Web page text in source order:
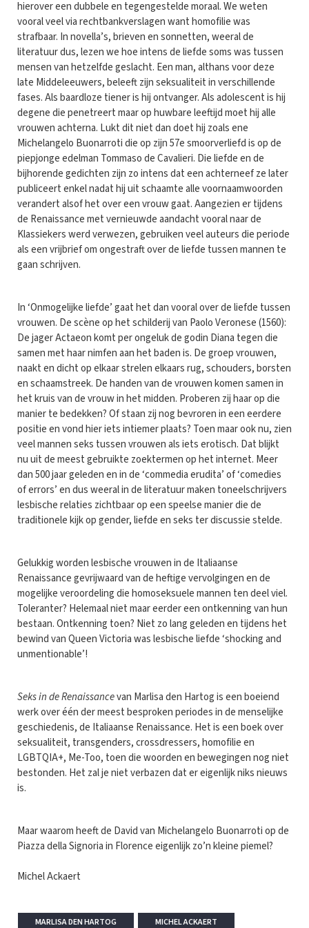
hierover een dubbele en tegengestelde moraal. We weten
vooral veel via rechtbankverslagen want homofilie was
strafbaar. In novella’s, brieven en sonnetten, weeral de
literatuur dus, lezen we hoe intens de liefde soms was tussen
mensen van hetzelfde geslacht. Een man, althans voor deze
late Middeleeuwers, beleeft zijn seksualiteit in verschillende
fases. Als baardloze tiener is hij ontvanger. Als adolescent is hij
degene die penetreert maar op huwbare leeftijd moet hij alle
vrouwen achterna. Lukt dit niet dan doet hij zoals ene
Michelangelo Buonarroti die op zijn 57e smoorverliefd is op de
piepjonge edelman Tommaso de Cavalieri. Die liefde en de
bijhorende gedichten zijn zo intens dat een achterneef ze later
publiceert enkel nadat hij uit schaamte alle voornaamwoorden
verandert alsof het over een vrouw gaat. Aangezien er tijdens
de Renaissance met vernieuwde aandacht vooral naar de
Klassiekers werd verwezen, gebruiken veel auteurs die periode
als een vrijbrief om ongestraft over de liefde tussen mannen te
gaan schrijven.
In ‘Onmogelijke liefde’ gaat het dan vooral over de liefde tussen
vrouwen. De scène op het schilderij van Paolo Veronese (1560):
De jager Actaeon komt per ongeluk de godin Diana tegen die
samen met haar nimfen aan het baden is. De groep vrouwen,
naakt en dicht op elkaar strelen elkaars rug, schouders, borsten
en schaamstreek. De handen van de vrouwen komen samen in
het kruis van de vrouw in het midden. Proberen zij haar op die
manier te bedekken? Of staan zij nog bevroren in een eerdere
positie en vond hier iets intiemer plaats? Toen maar ook nu, zien
veel mannen seks tussen vrouwen als iets erotisch. Dat blijkt
nu uit de meest gebruikte zoektermen op het internet. Meer
dan 500 jaar geleden en in de ‘commedia erudita’ of ‘comedies
of errors’ en dus weeral in de literatuur maken toneelschrijvers
lesbische relaties zichtbaar op een speelse manier die de
traditionele kijk op gender, liefde en seks ter discussie stelde.
Gelukkig worden lesbische vrouwen in de Italiaanse
Renaissance gevrijwaard van de heftige vervolgingen en de
mogelijke veroordeling die homoseksuele mannen ten deel viel.
Toleranter? Helemaal niet maar eerder een ontkenning van hun
bestaan. Ontkenning toen? Niet zo lang geleden en tijdens het
bewind van Queen Victoria was lesbische liefde ‘shocking and
unmentionable’!
Seks in de Renaissancevan Marlisa den Hartog is een boeiend
werk over één der meest besproken periodes in de menselijke
geschiedenis, de Italiaanse Renaissance. Het is een boek over
seksualiteit, transgenders, crossdressers, homofilie en
LGBTQIA+, Me-Too, toen die woorden en bewegingen nog niet
bestonden. Het zal je niet verbazen dat er eigenlijk niks nieuws
is.
Maar waarom heeft de David van Michelangelo Buonarroti op de
Piazza della Signoria in Florence eigenlijk zo’n kleine piemel?
Michel Ackaert
MARLISA DEN HARTOG MICHEL ACKAERT